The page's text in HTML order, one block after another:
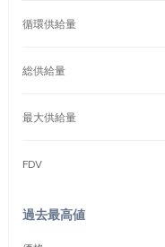
循環供給量
総供給量
最大供給量
FDV
過去最高値